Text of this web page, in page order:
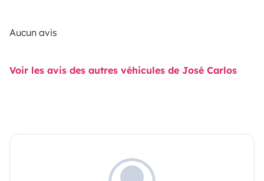
Aucun avis
Voir les avis des autres véhicules de José Carlos